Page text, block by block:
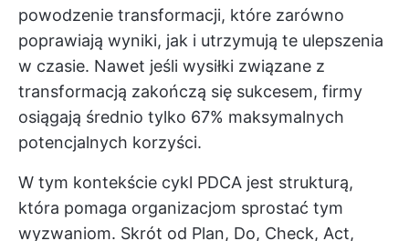
powodzenie transformacji, które zarówno
poprawiają wyniki, jak i utrzymują te ulepszenia
w czasie. Nawet jeśli wysiłki związane z
transformacją zakończą się sukcesem, firmy
osiągają średnio tylko 67% maksymalnych
potencjalnych korzyści.
W tym kontekście cykl PDCA jest strukturą,
która pomaga organizacjom sprostać tym
wyzwaniom. Skrót od Plan, Do, Check, Act,